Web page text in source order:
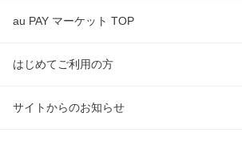
au PAY マーケット TOP
はじめてご利用の方
サイトからのお知らせ